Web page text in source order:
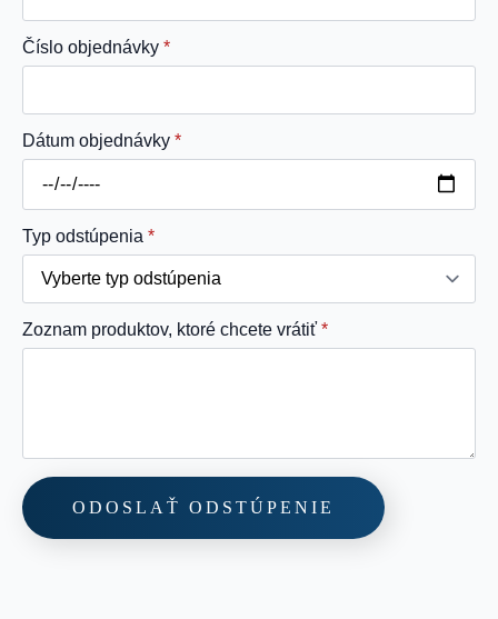
Číslo objednávky *
Dátum objednávky *
Typ odstúpenia *
Zoznam produktov, ktoré chcete vrátiť *
ODOSLAŤ ODSTÚPENIE